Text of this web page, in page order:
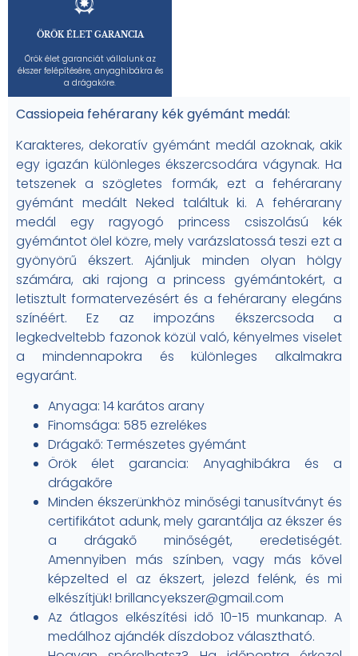
ÖRÖK ÉLET GARANCIA
Örök élet garanciát vállalunk az
ékszer felépítésére, anyaghibákra és
a drágakőre.
Cassiopeia fehérarany kék gyémánt medál:
Karakteres, dekoratív gyémánt medál azoknak, akik
egy igazán különleges ékszercsodára vágynak. Ha
tetszenek a szögletes formák, ezt a fehérarany
gyémánt medált Neked találtuk ki. A fehérarany
medál egy ragyogó princess csiszolású kék
gyémántot ölel közre, mely varázslatossá teszi ezt a
gyönyörű ékszert. Ajánljuk minden olyan hölgy
számára, aki rajong a princess gyémántokért, a
letisztult formatervezésért és a fehérarany elegáns
színéért. Ez az impozáns ékszercsoda a
legkedveltebb fazonok közül való, kényelmes viselet
a mindennapokra és különleges alkalmakra
egyaránt.
Anyaga: 14 karátos arany
Finomsága: 585 ezrelékes
Drágakő: Természetes gyémánt
Örök élet garancia: Anyaghibákra és a
drágakőre
Minden ékszerünkhöz minőségi tanusítványt és
certifikátot adunk, mely garantálja az ékszer és
a drágakő minőségét, eredetiségét.
Amennyiben más színben, vagy más kővel
képzelted el az ékszert, jelezd felénk, és mi
elkészítjük! brillancyekszer@gmail.com
Az átlagos elkészítési idő 10-15 munkanap. A
medálhoz ajándék díszdoboz választható.